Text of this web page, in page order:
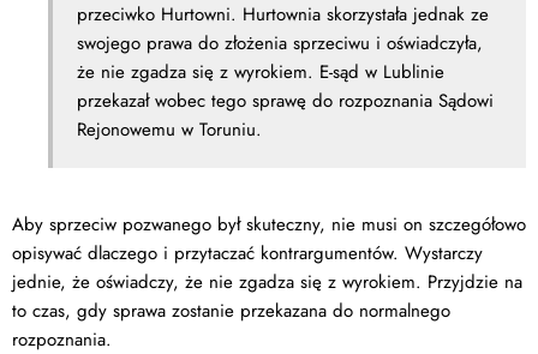
przeciwko Hurtowni. Hurtownia skorzystała jednak ze
swojego prawa do złożenia sprzeciwu i oświadczyła,
że nie zgadza się z wyrokiem. E-sąd w Lublinie
przekazał wobec tego sprawę do rozpoznania Sądowi
Rejonowemu w Toruniu.
Aby sprzeciw pozwanego był skuteczny, nie musi on szczegółowo
opisywać dlaczego i przytaczać kontrargumentów. Wystarczy
jednie, że oświadczy, że nie zgadza się z wyrokiem. Przyjdzie na
to czas, gdy sprawa zostanie przekazana do normalnego
rozpoznania.